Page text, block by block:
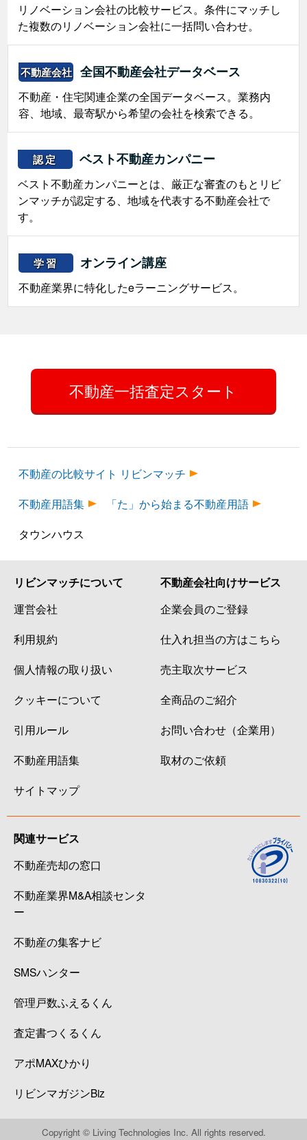
リノベーション会社の比較サービス。条件にマッチし
た複数のリノベーション会社に一括問い合わせ。
不動産会社 全国不動産会社データベース
不動産・住宅関連企業の全国データベース。業務内
容、地域、最寄駅から希望の会社を検索できる。
認定 ベスト不動産カンパニー
ベスト不動産カンパニーとは、厳正な審査のもとリビ
ンマッチが認定する、地域を代表する不動産会社で
す。
学習 オンライン講座
不動産業界に特化したeラーニングサービス。
不動産一括査定スタート
不動産の比較サイト リビンマッチ
不動産用語集
「た」から始まる不動産用語
タウンハウス
リビンマッチについて
運営会社
利用規約
個人情報の取り扱い
クッキーについて
引用ルール
不動産用語集
サイトマップ
不動産会社向けサービス
企業会員のご登録
仕入れ担当の方はこちら
売主取次サービス
全商品のご紹介
お問い合わせ（企業用）
取材のご依頼
関連サービス
不動産売却の窓口
不動産業界M&A相談センタ
ー
不動産の集客ナビ
SMSハンター
管理戸数ふえるくん
査定書つくるくん
アポMAXひかり
リビンマガジンBiz
Copyright © Living Technologies Inc. All rights reserved.